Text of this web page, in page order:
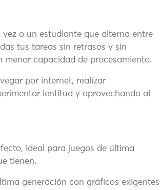
o un estudiante que alterna entre
tus tareas sin retrasos y sin
capacidad de procesamiento.
por internet, realizar
lentitud y aprovechando al
ideal para juegos de última
tienen.
generación con gráficos exigentes